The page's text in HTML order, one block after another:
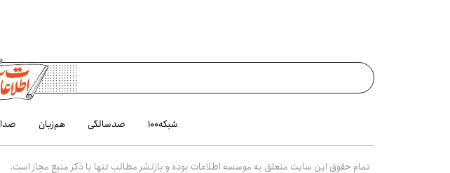
شبکه۱۰۰ صدسالگی هم‌زبان
تمام حقوق این سایت متعلق به موسسه اطلاعات بوده و بازنشر مطالب تنها با ذکر منبع مجاز است.